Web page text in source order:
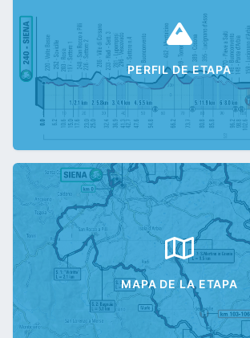
PERFIL DE ETAPA
MAPA DE LA ETAPA